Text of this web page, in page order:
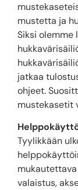
mustetta ja
Siksi olemme
jatkaa
ohjeet.
mustekasetit
Tyylikkään
valaistus,